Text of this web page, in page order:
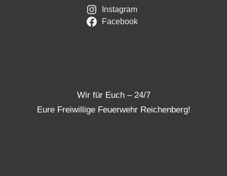
Instagram
Facebook
Wir für Euch – 24/7
Eure Freiwillige Feuerwehr Reichenberg!